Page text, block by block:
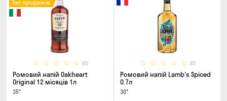
(0)
Топ продажів
Ромовий напій Oakheart
Original 12 місяців 1л
35°
(0)
Ромовий напій Lamb's Spiced
0.7л
30°